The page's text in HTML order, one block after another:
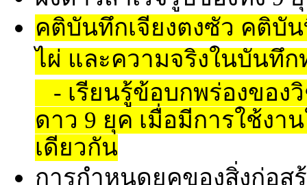
คติบันทึกเจียงตงซัว คติบั
ไผ่ และความจริงในบันทึก
- เรียนรู้ข้อบกพร่องของ
ดาว 9 ยุค เมื่อมีการใช้งา
เดียวกัน
การกำหนดยุคของสิ่งก่อส